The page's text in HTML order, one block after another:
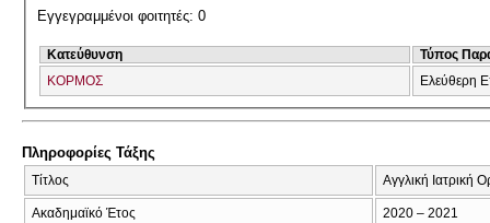
Εγγεγραμμένοι φοιτητές: 0
Κατεύθυνση
Τύπος
ΚΟΡΜΟΣ
Ελεύθερη
Πληροφορίες Τάξης
Τίτλος Αγγλική Ιατρική
Ακαδημαϊκό Έτος 2020 – 2021